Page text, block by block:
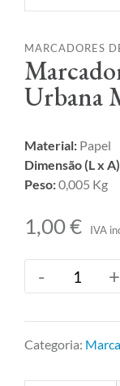
MARCADORES
Urbana
Material: Papel
Dimensão (L x
Peso:0,005 Kg
1,00€ IVA
- +
Categoria: